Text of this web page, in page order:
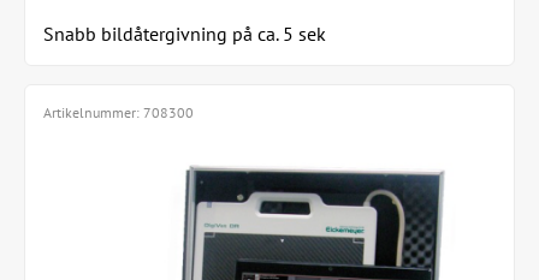
Snabb bildåtergivning på ca. 5 sek
Artikelnummer: 708300